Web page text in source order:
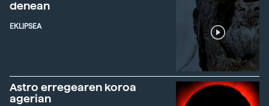
denean
EKLIPSEA
Astro erregearen koroa
agerian